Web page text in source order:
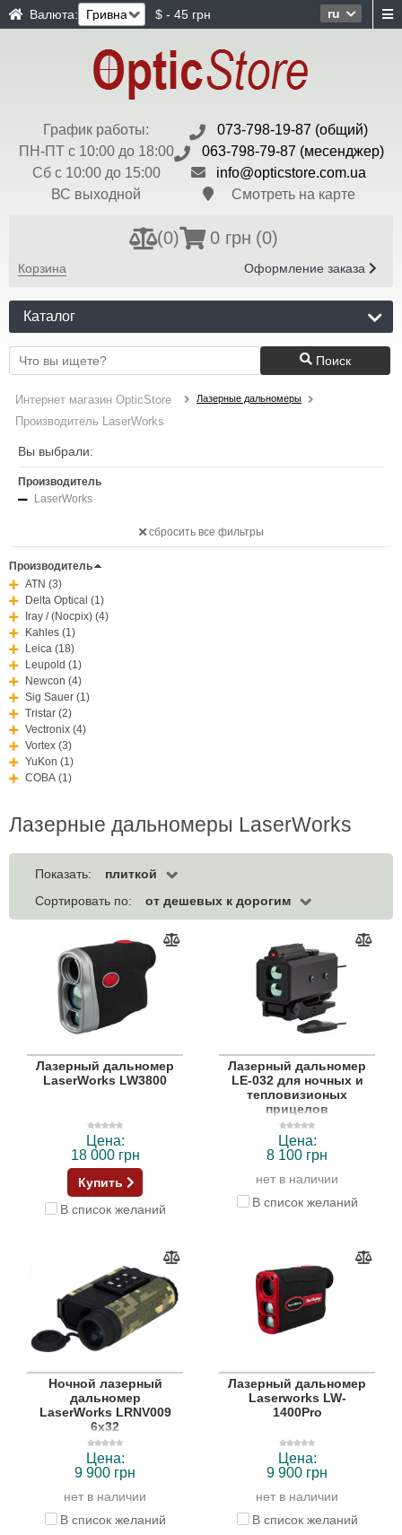
ru
Валюта: $ - 45 грн
График работы:
ПН-ПТ с 10:00 до 18:00
Сб с 10:00 до 15:00
ВС выходной
073-798-19-87 (общий)
063-798-79-87 (месенджер)
info@opticstore.com.ua
Смотреть на карте
(0) 0 грн (0)
Корзина Оформление заказа
Каталог
Поиск
Интернет магазин OpticStore Лазерные дальномеры
Производитель LaserWorks
Вы выбрали:
Производитель
LaserWorks
сбросить все фильтры
Производитель
ATN (3)
Delta Optical (1)
Iray / (Nocpix) (4)
Kahles (1)
Leica (18)
Leupold (1)
Newcon (4)
Sig Sauer (1)
Tristar (2)
Vectronix (4)
Vortex (3)
YuKon (1)
СОВА (1)
Лазерные дальномеры LaserWorks
Показать:
плиткой
Сортировать по:
от дешевых к дорогим
Лазерный дальномер
LaserWorks LW3800
Цена:
18 000 грн
Купить
В список желаний
Лазерный дальномер
LE-032 для ночных и
тепловизионых
прицелов
Цена:
8 100 грн
нет в наличии
В список желаний
Ночной лазерный
дальномер
LaserWorks LRNV009
6x32
Цена:
9 900 грн
нет в наличии
В список желаний
Лазерный дальномер
Laserworks LW-
1400Pro
Цена:
9 900 грн
нет в наличии
В список желаний